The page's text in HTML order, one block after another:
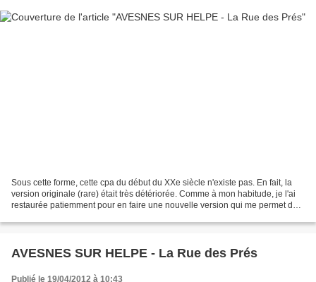
Sous cette forme, cette cpa du début du XXe siècle n'existe pas. En fait, la
version originale (rare) était très détériorée. Comme à mon habitude, je l'ai
restaurée patiemment pour en faire une nouvelle version qui me permet de
AVESNES SUR HELPE - La Rue des Prés
Publié le 19/04/2012 à 10:43